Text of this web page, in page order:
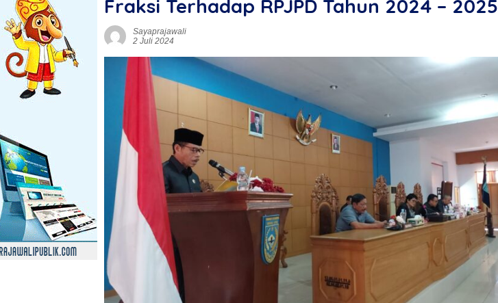
Fraksi Terhadap RPJPD Tahun 2024 – 2025
Sayaprajawali
2 Juli 2024